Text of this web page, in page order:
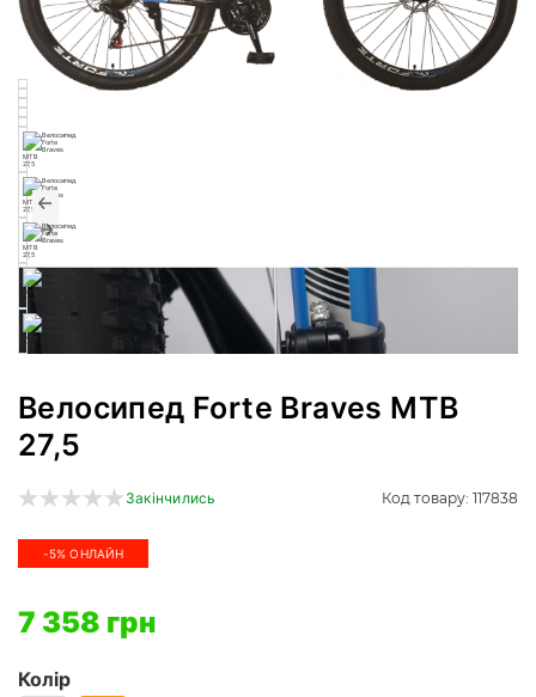
Велосипед Forte Braves МТВ
27,5
Закінчились Код товару: 117838
-5% ОНЛАЙН
7 358 грн
Колір